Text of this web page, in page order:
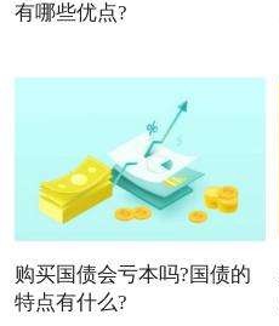
有哪些优点?
购买国债会亏本吗?国债的
特点有什么?